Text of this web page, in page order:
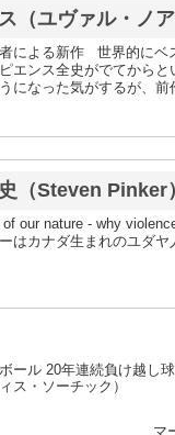
（ユヴァル・ノア
による新作 世界的にベ
エンス全史がでてから
になった気がするが、
（Steven Pinker）
our nature - why
はカナダ生まれのユダ
ール 20年連続負け越し
・ソーチック）
マ